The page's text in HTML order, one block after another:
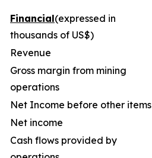
Financial(expressed in
thousands of US$)
Revenue
Gross margin from mining
operations
Net Income before other items
Net income
Cash flows provided by